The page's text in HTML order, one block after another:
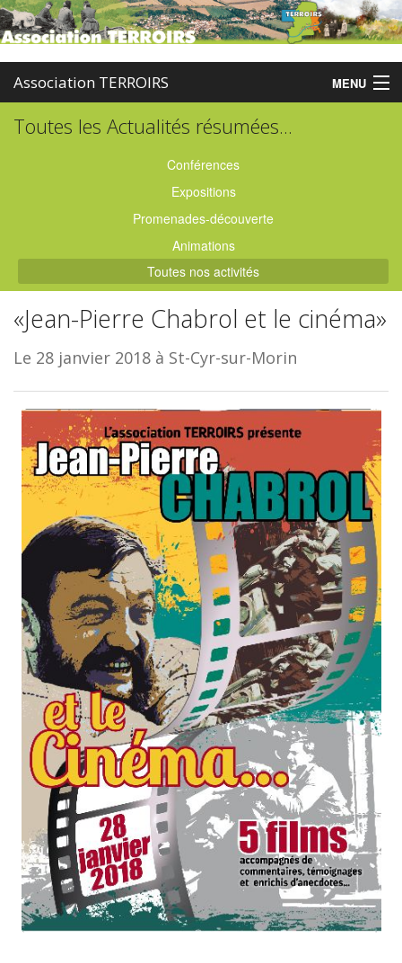
Association TERROIRS MENU
Accueil
Partenaires
Enquêtes
Contact
Toutes les Actualités résumées...
Conférences
Expositions
Promenades-découverte
Animations
Toutes nos activités
«Jean-Pierre Chabrol et le cinéma»
Le 28 janvier 2018 à St-Cyr-sur-Morin